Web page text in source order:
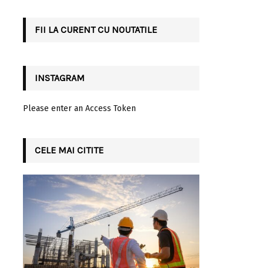
FII LA CURENT CU NOUTATILE
INSTAGRAM
Please enter an Access Token
CELE MAI CITITE